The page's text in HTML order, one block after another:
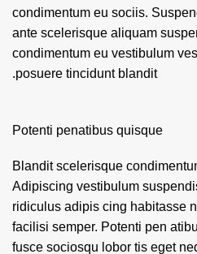
condimentum eu sociis.
ante scelerisque aliquam
condimentum eu vestibulum
posuere tincidunt blandit.
Potenti penatibus quisque
Blandit scelerisque
Adipiscing vestibulum
ridiculus adipis cing habitasse
facilisi semper. Potenti pen
fusce sociosqu lobor tis eget